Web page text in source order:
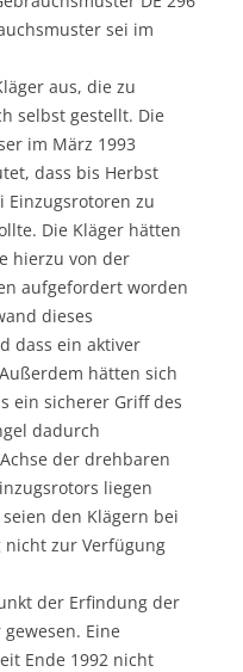
sei im
aus, die zu
selbst gestellt. Die
im März 1993
dass bis Herbst
Einzugsrotoren zu
Die Kläger hätten
hierzu von der
aufgefordert worden
dieses
dass ein aktiver
hätten sich
ein sicherer Griff des
dadurch
der drehbaren
liegen
den Klägern bei
zur Verfügung
der Erfindung der
Eine
Ende 1992 nicht